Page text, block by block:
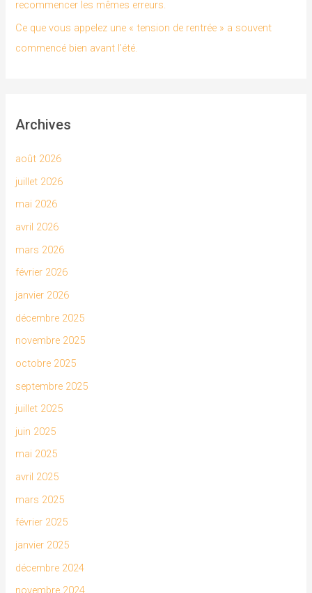
recommencer les mêmes erreurs.
Ce que vous appelez une « tension de rentrée » a souvent
commencé bien avant l’été.
Archives
août 2026
juillet 2026
mai 2026
avril 2026
mars 2026
février 2026
janvier 2026
décembre 2025
novembre 2025
octobre 2025
septembre 2025
juillet 2025
juin 2025
mai 2025
avril 2025
mars 2025
février 2025
janvier 2025
décembre 2024
novembre 2024